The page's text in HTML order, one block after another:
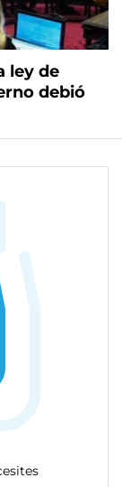
ley de
debió